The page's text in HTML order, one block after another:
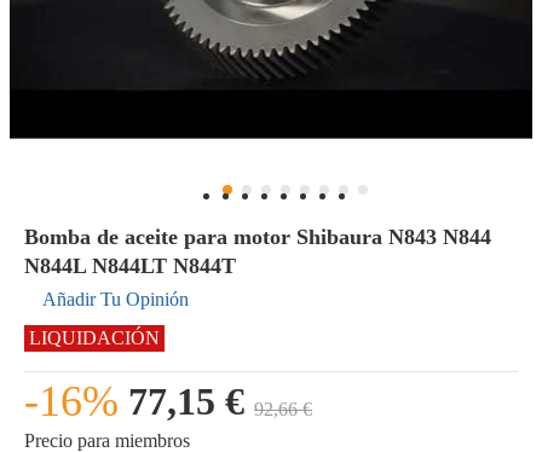
Bomba de aceite para motor Shibaura N843 N844
N844L N844LT N844T
Añadir Tu Opinión
LIQUIDACIÓN
-16% 77,15 € 92,66 €
Precio para miembros